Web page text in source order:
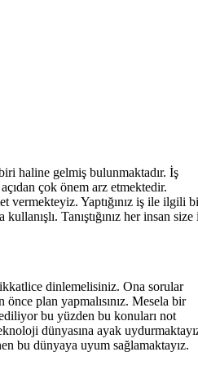
haline gelmiş bulunmaktadır. İş
çok önem arz etmektedir.
vermekteyiz. Yaptığınız iş ile ilgili
Tanıştığınız her insan size
dinlemelisiniz. Ona sorular
plan yapmalısınız. Mesela bir
bu yüzden bu konuları not
dünyasına ayak
bu dünyaya uyum sağlamaktayız.